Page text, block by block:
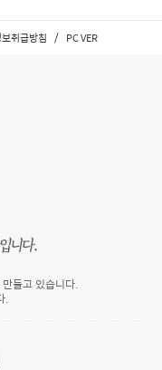
취급방침 / PC VER
들고 있습니다.
.